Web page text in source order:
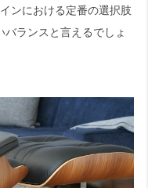
ンにおける定番の選択肢
ランスと言えるでしょ